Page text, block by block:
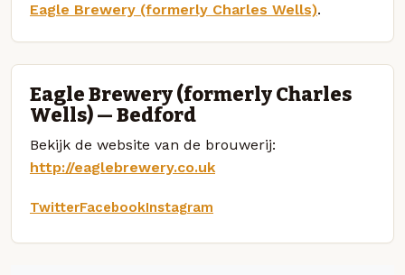
Eagle Brewery (formerly Charles Wells).
Eagle Brewery (formerly Charles
Wells) — Bedford
Bekijk de website van de brouwerij:
http://eaglebrewery.co.uk
TwitterFacebookInstagram